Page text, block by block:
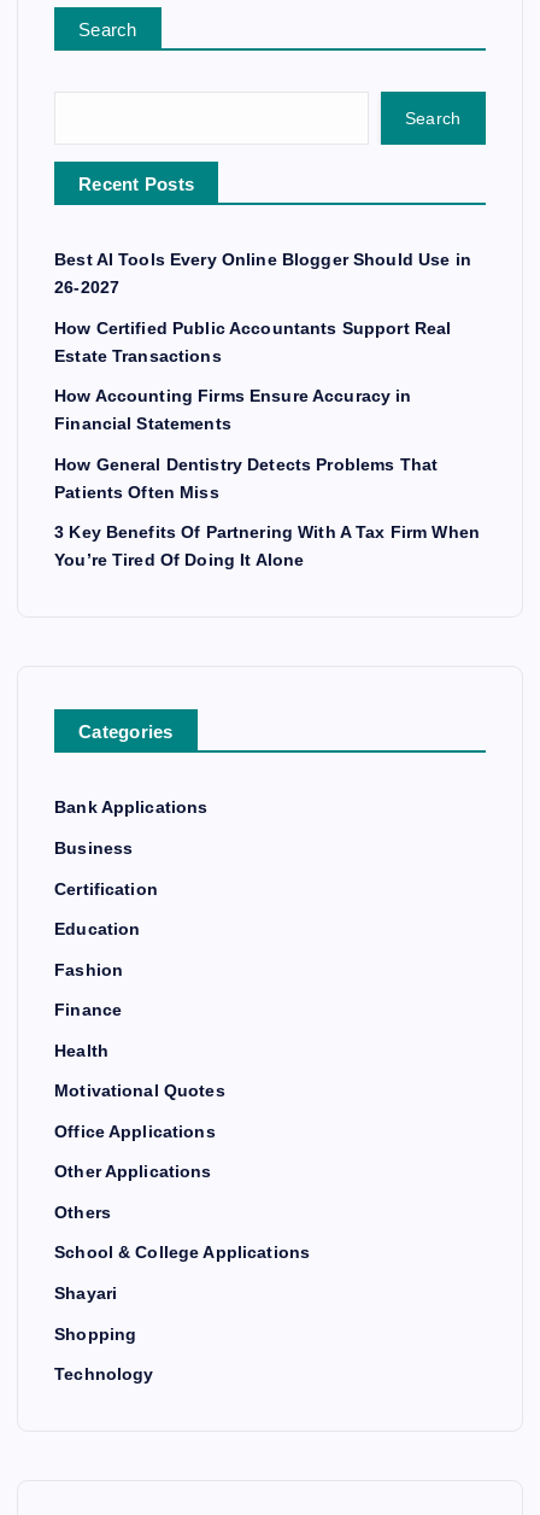
Search
Search
Recent Posts
Best AI Tools Every Online Blogger Should Use in
26-2027
How Certified Public Accountants Support Real
Estate Transactions
How Accounting Firms Ensure Accuracy in
Financial Statements
How General Dentistry Detects Problems That
Patients Often Miss
3 Key Benefits Of Partnering With A Tax Firm When
You’re Tired Of Doing It Alone
Categories
Bank Applications
Business
Certification
Education
Fashion
Finance
Health
Motivational Quotes
Office Applications
Other Applications
Others
School & College Applications
Shayari
Shopping
Technology